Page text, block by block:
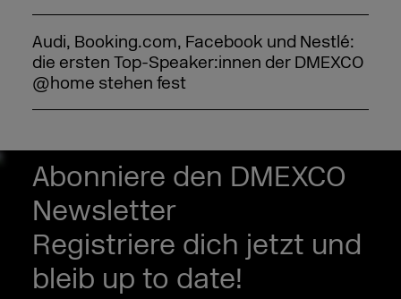
Audi, Booking.com, Facebook und Nestlé:
die ersten Top-Speaker:innen der DMEXCO
@home stehen fest
Transformation und wird Digitalwirtschaft
stärken
Handelsblatt, brand eins und DOOH:
DMEXCO 2022 Conference wartet mit 15
Summits auf
Abonniere den DMEXCO
Newsletter
Registriere dich jetzt und
bleib up to date!